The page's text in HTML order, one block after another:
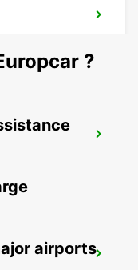
?
airports